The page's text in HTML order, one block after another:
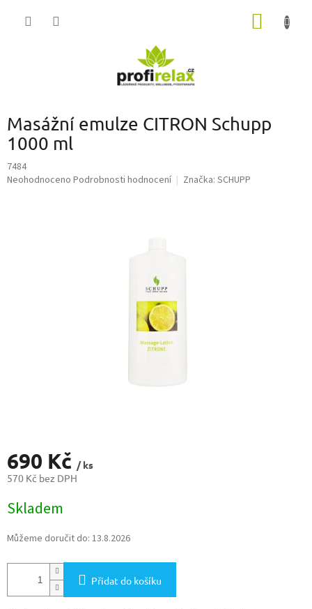
Masážní emulze CITRON Schupp
1000 ml
7484
Průměrné
Neohodnoceno Podrobnosti hodnocení Značka: SCHUPP
690 Kč / ks
570 Kč bez DPH
cena:
Skladem
Můžeme doručit do: 13.8.2026
Přidat do košíku